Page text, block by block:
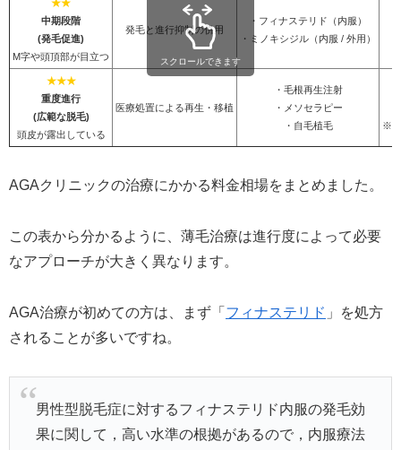
★★
中期段階
(発毛促進)
M字や頭頂部が目立つ
発毛と進行抑制の併用
・フィナステリド（内服）
・ミノキシジル（内服 / 外用）
★★★
重度進行
(広範な脱毛)
頭皮が露出している
医療処置による再生・移植
・毛根再生注射
・メソセラピー
・自毛植毛
※施
スクロールできます
AGAクリニックの治療にかかる料金相場をまとめました。
この表から分かるように、薄毛治療は進行度によって必要
なアプローチが大きく異なります。
AGA治療が初めての方は、まず「 フィナステリド 」を処方
されることが多いですね。
男性型脱毛症に対するフィナステリド内服の発毛効
果に関して，高い水準の根拠があるので，内服療法